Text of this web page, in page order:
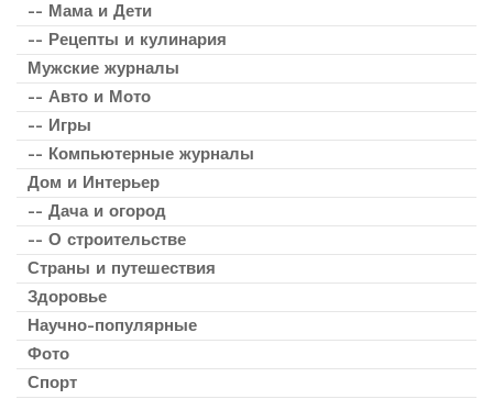
-- Мама и Дети
-- Рецепты и кулинария
Мужские журналы
-- Авто и Мото
-- Игры
-- Компьютерные журналы
Дом и Интерьер
-- Дача и огород
-- О строительстве
Страны и путешествия
Здоровье
Научно-популярные
Фото
Спорт